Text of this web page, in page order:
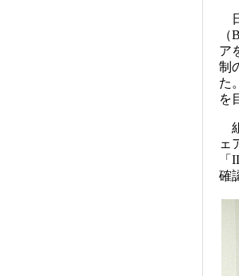
ア
制
た
を
ェ
確